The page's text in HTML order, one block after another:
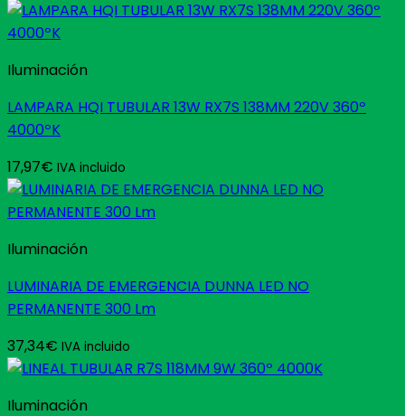
Iluminación
LAMPARA HQI TUBULAR 13W RX7S 138MM 220V 360º
4000ºK
17,97€ IVA incluido
Iluminación
LUMINARIA DE EMERGENCIA DUNNA LED NO
PERMANENTE 300 Lm
37,34€ IVA incluido
Iluminación